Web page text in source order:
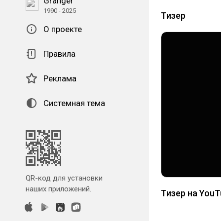
1990 - 2025
О проекте
Правила
Реклама
Системная тема
QR-код для установки
наших приложений.
Тизер
Тизер на